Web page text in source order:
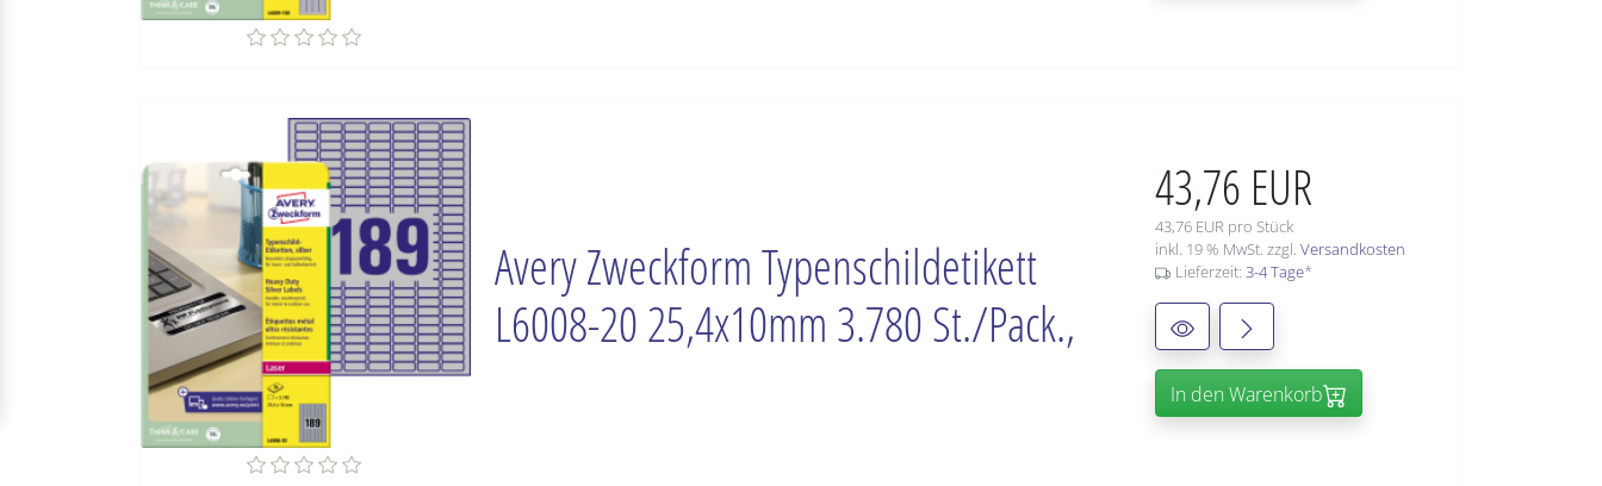
43,76 EUR
43,76 EUR pro Stück
inkl. 19 % MwSt. zzgl. Versandkosten
Lieferzeit: 3-4 Tage*
In den Warenkorb
Avery Zweckform Typenschildetikett
L6008-20 25,4x10mm 3.780 St./Pack.,